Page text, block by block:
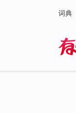
词典